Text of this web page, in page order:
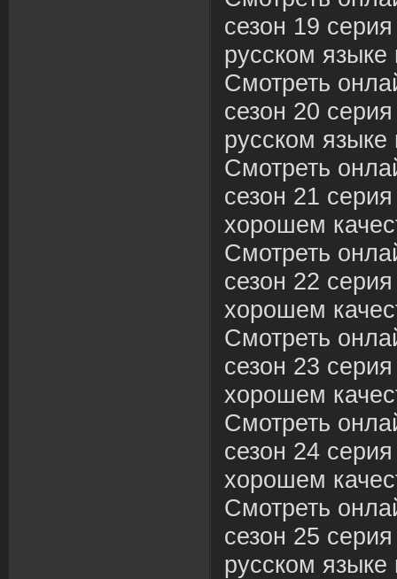
сезон 19
русском языке
Смотреть
сезон 20
русском языке
Смотреть
сезон 21
хорошем
Смотреть
сезон 22
хорошем
Смотреть
сезон 23
хорошем
Смотреть
сезон 24
хорошем
Смотреть
сезон 25
русском